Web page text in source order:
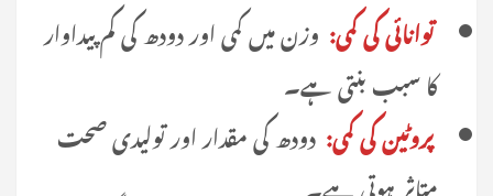
توانائی کی کمی: وزن میں کمی اور دودھ کی کم پیداوار
کا سبب بنتی ہے۔
پروٹین کی کمی: دودھ کی مقدار اور تولیدی صحت
متاثر ہوتی ہے۔